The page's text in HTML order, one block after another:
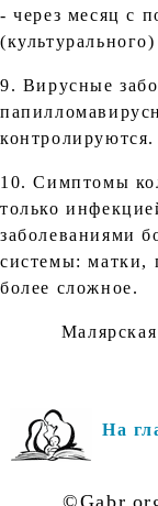
- через месяц с
9. Вирусные
контролируются.
10. Симптомы
только
заболеваниями
системы: матки,
более сложное.
На